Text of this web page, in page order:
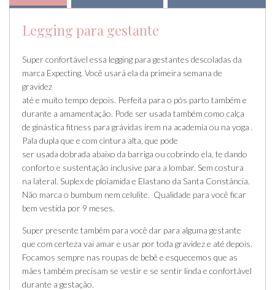
Legging para gestante
Super confortável essa legging para gestantes descoladas da
marca Expecting. Você usará ela da primeira semana de
gravidez
até e muito tempo depois. Perfeita para o pós parto também e
durante a amamentação. Pode ser usada também como calça
de ginástica fitness para grávidas irem na academia ou na yoga .
Pala dupla que e com cintura alta, que pode
ser usada dobrada abaixo da barriga ou cobrindo ela, te dando
conforto e sustentação inclusive para a lombar. Sem costura
na lateral. Suplex de ploiamida e Elastano da Santa Constância.
Não marca o bumbum nem celulite. Qualidade para você ficar
bem vestida por 9 meses.
Super presente também para você dar para alguma gestante
que com certeza vai amar e usar por toda gravidez e até depois.
Focamos sempre nas roupas de bebê e esquecemos que as
mães também precisam se vestir e se sentir linda e confortável
durante a gestação.